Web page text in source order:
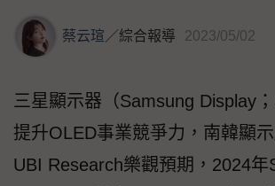
蔡云瑄／綜合報導 2023/05/02
三星顯示器（Samsung Display
提升OLED事業競爭力，南韓顯
UBI Research樂觀預期，2024年